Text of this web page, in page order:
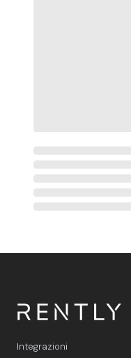
Integrazioni